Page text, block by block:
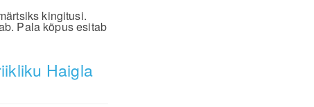
kingitusi.
Pala kõpus esitab
Haigla